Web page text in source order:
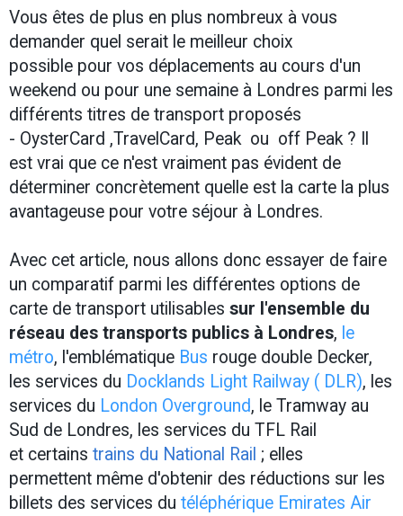
Vous êtes de plus en plus nombreux à vous
demander quel serait le meilleur choix
possible pour vos déplacements au cours d'un
weekend ou pour une semaine à Londres parmi les
différents titres de transport proposés
- OysterCard ,TravelCard, Peak ou off Peak ? Il
est vrai que ce n'est vraiment pas évident de
déterminer concrètement quelle est la carte la plus
avantageuse pour votre séjour à Londres.
Avec cet article, nous allons donc essayer de faire
un comparatif parmi les différentes options de
carte de transport utilisables sur l'ensemble du
réseau des transports publics à Londres, le
métro, l'emblématique Bus rouge double Decker,
les services du Docklands Light Railway ( DLR), les
services du London Overground, le Tramway au
Sud de Londres, les services du TFL Rail
et certains trains du National Rail ; elles
permettent même d'obtenir des réductions sur les
billets des services du téléphérique Emirates Air